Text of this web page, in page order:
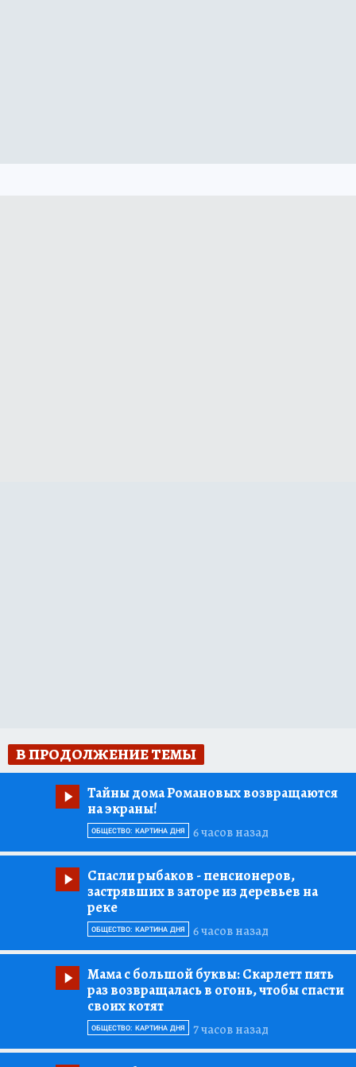
В ПРОДОЛЖЕНИЕ ТЕМЫ
Тайны дома Романовых возвращаются
на экраны!
6 часов назад
ОБЩЕСТВО: КАРТИНА ДНЯ
Спасли рыбаков - пенсионеров,
застрявших в заторе из деревьев на
реке
6 часов назад
ОБЩЕСТВО: КАРТИНА ДНЯ
Мама с большой буквы:Скарлетт пять
раз возвращалась в огонь, чтобы спасти
своих котят
7 часов назад
ОБЩЕСТВО: КАРТИНА ДНЯ